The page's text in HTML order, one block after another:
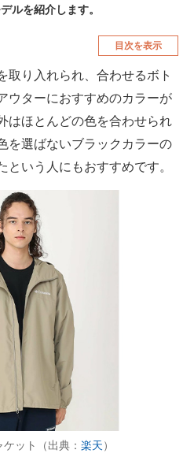
車・バイク
ルを紹介します。
目次を表示
り入れられ、合わせるボト
ウターにおすすめのカラーが
はほとんどの色を合わせられ
を選ばないブラックカラーの
という人にもおすすめです。
ット（出典： 楽天）